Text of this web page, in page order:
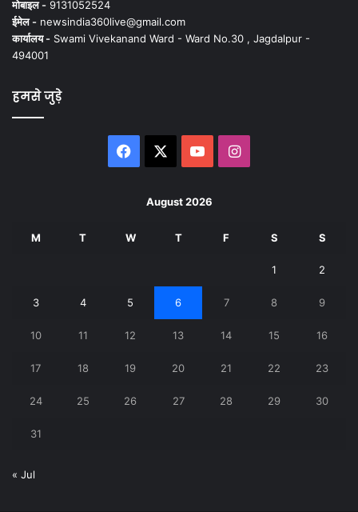
मोबाइल - 9131052524
ईमेल - newsindia360live@gmail.com
कार्यालय - Swami Vivekanand Ward - Ward No.30 , Jagdalpur -
494001
हमसे जुड़े
Facebook YouTubeInstagram
August 2026
M T W T F S S
1 2
3 4 5 6 7 8 9
10 11 12 13 14 15 16
17 18 19 20 21 22 23
24 25 26 27 28 29 30
31
« Jul